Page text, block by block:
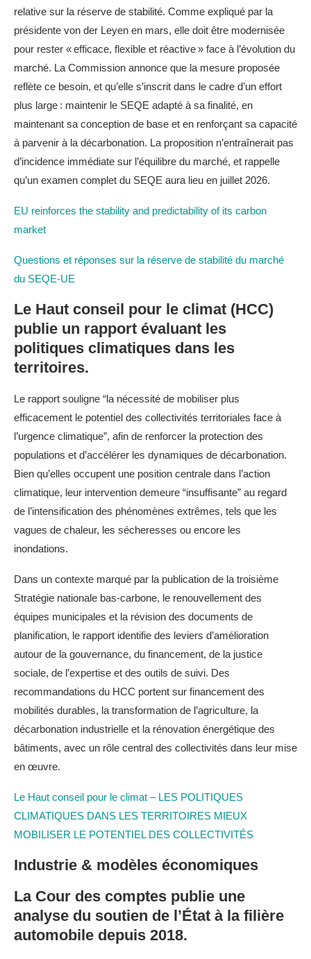
relative sur la réserve de stabilité. Comme expliqué par la
présidente von der Leyen en mars, elle doit être modernisée
pour rester « efficace, flexible et réactive » face à l’évolution du
marché. La Commission annonce que la mesure proposée
reflète ce besoin, et qu’elle s’inscrit dans le cadre d’un effort
plus large : maintenir le SEQE adapté à sa finalité, en
maintenant sa conception de base et en renforçant sa capacité
à parvenir à la décarbonation. La proposition n’entraînerait pas
d’incidence immédiate sur l’équilibre du marché, et rappelle
qu’un examen complet du SEQE aura lieu en juillet 2026.
EU reinforces the stability and predictability of its carbon
market
Questions et réponses sur la réserve de stabilité du marché
du SEQE-UE
Le Haut conseil pour le climat (HCC)
publie un rapport évaluant les
politiques climatiques dans les
territoires.
Le rapport souligne “la nécessité de mobiliser plus
efficacement le potentiel des collectivités territoriales face à
l’urgence climatique”, afin de renforcer la protection des
populations et d’accélérer les dynamiques de décarbonation.
Bien qu’elles occupent une position centrale dans l’action
climatique, leur intervention demeure “insuffisante” au regard
de l’intensification des phénomènes extrêmes, tels que les
vagues de chaleur, les sécheresses ou encore les
inondations.
Dans un contexte marqué par la publication de la troisième
Stratégie nationale bas-carbone, le renouvellement des
équipes municipales et la révision des documents de
planification, le rapport identifie des leviers d’amélioration
autour de la gouvernance, du financement, de la justice
sociale, de l’expertise et des outils de suivi. Des
recommandations du HCC portent sur financement des
mobilités durables, la transformation de l’agriculture, la
décarbonation industrielle et la rénovation énergétique des
bâtiments, avec un rôle central des collectivités dans leur mise
en œuvre.
Le Haut conseil pour le climat – LES POLITIQUES
CLIMATIQUES DANS LES TERRITOIRES MIEUX
MOBILISER LE POTENTIEL DES COLLECTIVITÉS
Industrie & modèles économiques
La Cour des comptes publie une
analyse du soutien de l’État à la filière
automobile depuis 2018.